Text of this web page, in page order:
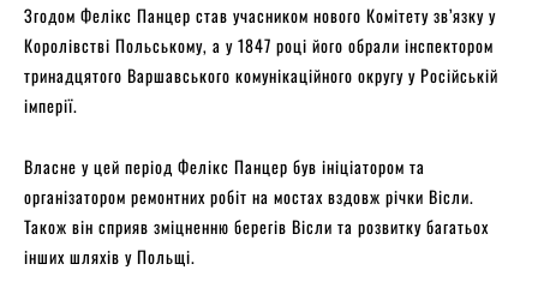
Згодом Фелікс Панцер став учасником нового Комітету зв’язку у
Королівстві Польському, а у 1847 році його обрали інспектором
тринадцятого Варшавського комунікаційного округу у Російській
імперії.
Власне у цей період Фелікс Панцер був ініціатором та
організатором ремонтних робіт на мостах вздовж річки Вісли.
Також він сприяв зміцненню берегів Вісли та розвитку багатьох
інших шляхів у Польщі.